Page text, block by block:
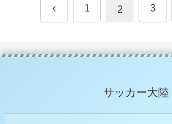
前 1 2 3
サッカー大陸